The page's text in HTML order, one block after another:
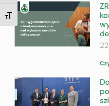
TOGGLE FONT SIZE